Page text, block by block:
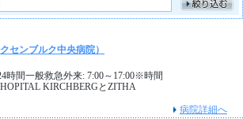
ンブルク中央病院）
時間一般救急外来: 7:00～17:00※時間
KIRCHBERGとZITHA
病院詳細へ